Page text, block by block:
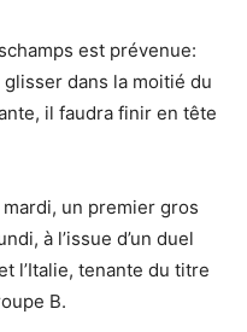
est prévenue:
dans la moitié du
il faudra finir en tête
un premier gros
à l’issue d’un duel
l’Italie, tenante du titre
B.